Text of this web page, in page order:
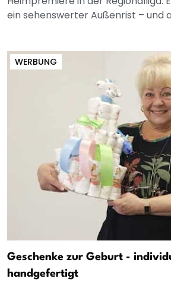
ein sehenswerter Außenrist – und
WERBUNG
Geschenke zur Geburt -
handgefertigt